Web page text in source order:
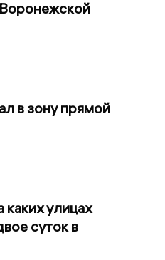
в зону прямой
каких улицах
суток в